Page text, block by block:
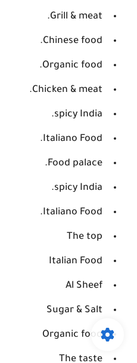
Grill & meat.
Chinese food.
Organic food.
Chicken & meat.
spicy India.
Italiano Food.
Food palace.
spicy India.
Italiano Food.
The top
Italian Food
Al Sheef
Sugar & Salt
Organic food
The taste